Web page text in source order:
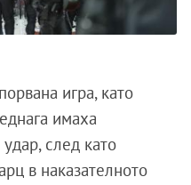
игра, като
имаха
след като
в наказателното